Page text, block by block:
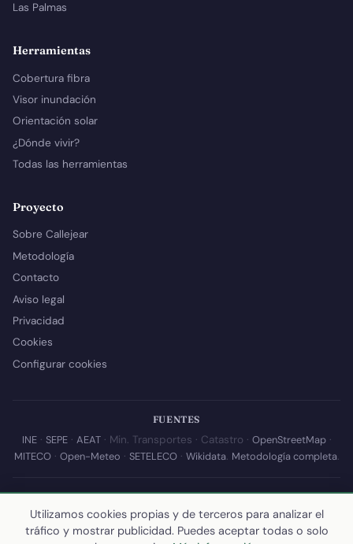
Las Palmas
Herramientas
Cobertura fibra
Visor inundación
Orientación solar
¿Dónde vivir?
Todas las herramientas
Proyecto
Sobre Callejear
Metodología
Contacto
Aviso legal
Privacidad
Cookies
Configurar cookies
FUENTES
INE· SEPE· AEAT· Min. Transportes · Catastro · OpenStreetMap·
MITECO· Open-Meteo · SETELECO· Wikidata. Metodología completa.
© 2026 Callejear.com — Directorio municipal de España con datos
abiertos. Desarrollado y mantenido porYoel Castaño.
Utilizamos cookies propias y de terceros para analizar el
tráfico y mostrar publicidad. Puedes aceptar todas o solo